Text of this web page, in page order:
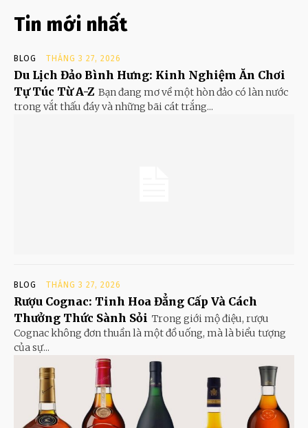
Tin mới nhất
BLOG THÁNG 3 27, 2026
Du Lịch Đảo Bình Hưng: Kinh Nghiệm Ăn Chơi
Tự Túc Từ A-Z Bạn đang mơ về một hòn đảo có làn nước
trong vắt thấu đáy và những bãi cát trắng...
BLOG THÁNG 3 27, 2026
Rượu Cognac: Tinh Hoa Đẳng Cấp Và Cách
Thưởng Thức Sành Sỏi Trong giới mộ điệu, rượu
Cognac không đơn thuần là một đồ uống, mà là biểu tượng
của sự...